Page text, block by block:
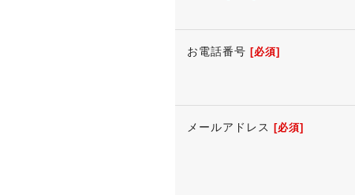
お電話番号 [必須]
メールアドレス [必須]